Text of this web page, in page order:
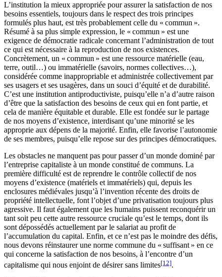
L’institution la mieux appropriée pour assurer la satisfaction de nos
besoins essentiels, toujours dans le respect des trois principes
formulés plus haut, est très probablement celle du « commun ».
Résumé à sa plus simple expression, le « commun » est une
exigence de démocratie radicale concernant l’administration de tout
ce qui est nécessaire à la reproduction de nos existences.
Concrètement, un « commun » est une ressource matérielle (eau,
terre, outil…) ou immatérielle (savoirs, normes collectives…),
considérée comme inappropriable et administrée collectivement par
ses usagers et ses usagères, dans un souci d’équité et de durabilité.
C’est une institution antiproductiviste, puisqu’elle n’a d’autre raison
d’être que la satisfaction des besoins de ceux qui en font partie, et
cela de manière équitable et durable. Elle est fondée sur le partage
de nos moyens d’existence, interdisant qu’une minorité se les
approprie aux dépens de la majorité. Enfin, elle favorise l’autonomie
de ses membres, puisqu’elle repose sur des principes démocratiques.
Les obstacles ne manquent pas pour passer d’un monde dominé par
l’entreprise capitaliste à un monde constitué de communs. La
première difficulté est de reprendre le contrôle collectif de nos
moyens d’existence (matériels et immatériels) qui, depuis les
enclosures médiévales jusqu’à l’invention récente des droits de
propriété intellectuelle, font l’objet d’une privatisation toujours plus
agressive. Il faut également que les humains puissent reconquérir un
tant soit peu cette autre ressource cruciale qu’est le temps, dont ils
sont dépossédés actuellement par le salariat au profit de
l’accumulation du capital. Enfin, et ce n’est pas le moindre des défis,
nous devons réinstaurer une norme commune du « suffisant » en ce
qui concerne la satisfaction de nos besoins, à l’encontre d’un
capitalisme qui nous enjoint de désirer sans limites[12].